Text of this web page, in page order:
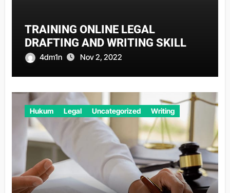
TRAINING ONLINE LEGAL
DRAFTING AND WRITING SKILL
4dm1n Nov 2, 2022
Hukum Legal Uncategorized Writing